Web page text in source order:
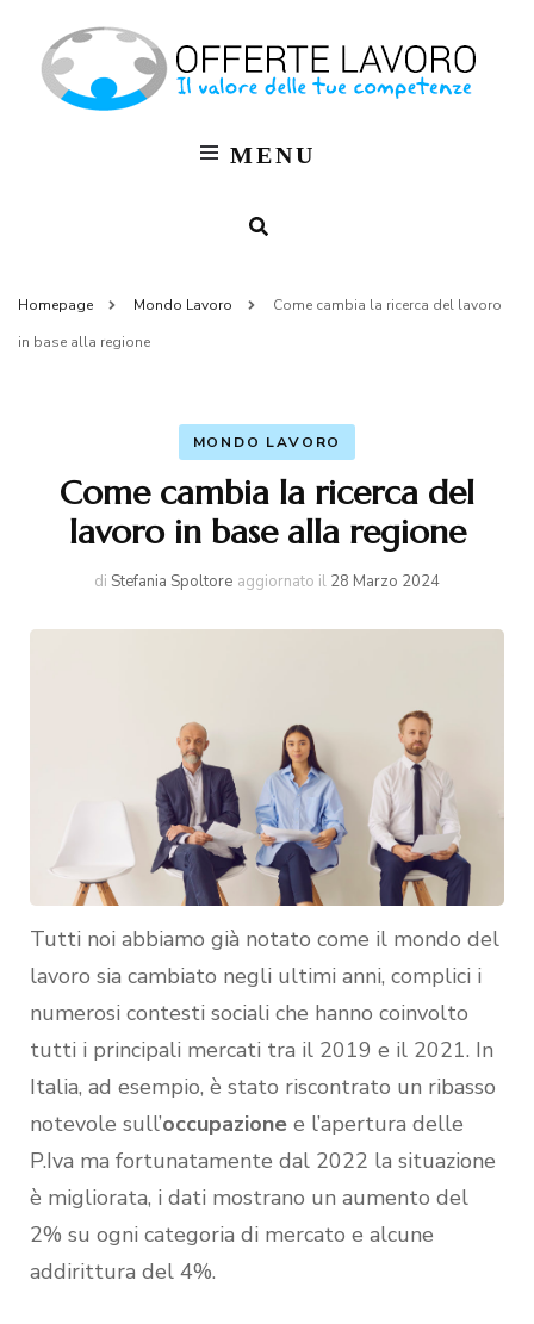
MENU
Homepage Mondo Lavoro
Come cambia la ricerca del lavoro
in base alla regione
MONDO LAVORO
Come cambia la ricerca del
lavoro in base alla regione
di Stefania Spoltore aggiornato il 28 Marzo 2024
Tutti noi abbiamo già notato come il mondo del
lavoro sia cambiato negli ultimi anni, complici i
numerosi contesti sociali che hanno coinvolto
tutti i principali mercati tra il 2019 e il 2021. In
Italia, ad esempio, è stato riscontrato un ribasso
notevole sull’occupazione e l’apertura delle
P.Iva ma fortunatamente dal 2022 la situazione
è migliorata, i dati mostrano un aumento del
2% su ogni categoria di mercato e alcune
addirittura del 4%.